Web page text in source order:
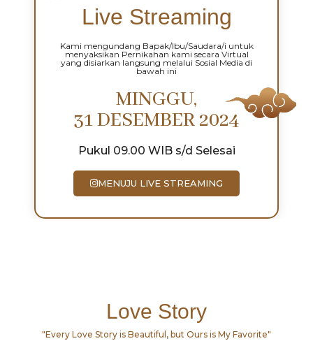
Live Streaming
Kami mengundang Bapak/Ibu/Saudara/i untuk
menyaksikan Pernikahan kami secara Virtual
yang disiarkan langsung melalui Sosial Media di
bawah ini
MINGGU,
31 DESEMBER 2024
Pukul 09.00 WIB s/d Selesai
MENUJU LIVE STREAMING
Love Story
"Every Love Story is Beautiful, but Ours is My Favorite"